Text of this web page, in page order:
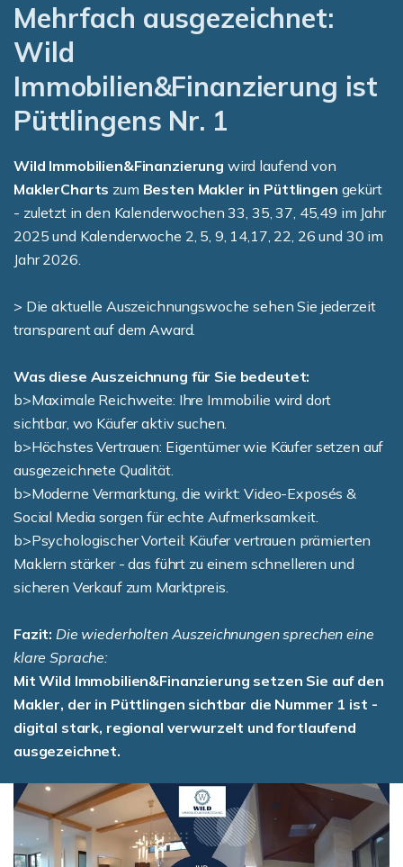
Mehrfach ausgezeichnet:
Wild
Immobilien&Finanzierung ist
Püttlingens Nr. 1
Wild Immobilien&Finanzierung wird laufend von
MaklerCharts zum Besten Makler in Püttlingen gekürt
- zuletzt in den Kalenderwochen 33, 35, 37, 45,49 im Jahr
2025 und Kalenderwoche 2, 5, 9, 14,17, 22, 26 und 30 im
Jahr 2026.
> Die aktuelle Auszeichnungswoche sehen Sie jederzeit
transparent auf dem Award.
Was diese Auszeichnung für Sie bedeutet:
b>Maximale Reichweite: Ihre Immobilie wird dort
sichtbar, wo Käufer aktiv suchen.
b>Höchstes Vertrauen: Eigentümer wie Käufer setzen auf
ausgezeichnete Qualität.
b>Moderne Vermarktung, die wirkt: Video-Exposés &
Social Media sorgen für echte Aufmerksamkeit.
b>Psychologischer Vorteil: Käufer vertrauen prämierten
Maklern stärker - das führt zu einem schnelleren und
sicheren Verkauf zum Marktpreis.
Fazit: Die wiederholten Auszeichnungen sprechen eine
klare Sprache:
Mit Wild Immobilien&Finanzierung setzen Sie auf den
Makler, der in Püttlingen sichtbar die Nummer 1 ist -
digital stark, regional verwurzelt und fortlaufend
ausgezeichnet.